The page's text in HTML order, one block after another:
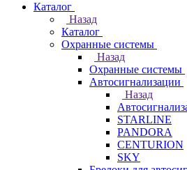
Каталог
Назад
Каталог
Охранные системы
Назад
Охранные системы
Автосигнализации
Назад
STARLINE
PANDORA
CENTURION
SKY